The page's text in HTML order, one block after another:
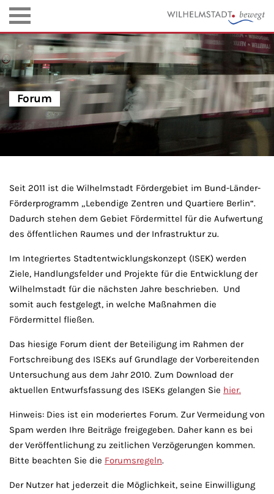
Forum
Seit 2011 ist die Wilhelmstadt Fördergebiet im Bund-Länder-
Förderprogramm „Lebendige Zentren und Quartiere Berlin“.
Dadurch stehen dem Gebiet Fördermittel für die Aufwertung
des öffentlichen Raumes und der Infrastruktur zu.
Im Integriertes Stadtentwicklungskonzept (ISEK) werden
Ziele, Handlungsfelder und Projekte für die Entwicklung der
Wilhelmstadt für die nächsten Jahre beschrieben. Und
somit auch festgelegt, in welche Maßnahmen die
Fördermittel fließen.
Das hiesige Forum dient der Beteiligung im Rahmen der
Fortschreibung des ISEKs auf Grundlage der Vorbereitenden
Untersuchung aus dem Jahr 2010. Zum Download der
aktuellen Entwurfsfassung des ISEKs gelangen Sie hier.
Hinweis: Dies ist ein moderiertes Forum. Zur Vermeidung von
Spam werden Ihre Beiträge freigegeben. Daher kann es bei
der Veröffentlichung zu zeitlichen Verzögerungen kommen.
Bitte beachten Sie die Forumsregeln.
Der Nutzer hat jederzeit die Möglichkeit, seine Einwilligung